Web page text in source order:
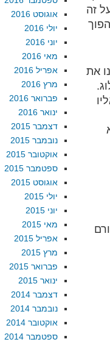
זה
את
אוגוסט 2016
יולי 2016
יוני 2016
מאי 2016
אפריל 2016
מרץ 2016
פברואר 2016
ינואר 2016
דצמבר 2015
נובמבר 2015
אוקטובר 2015
ספטמבר 2015
אוגוסט 2015
יולי 2015
יוני 2015
מאי 2015
אפריל 2015
מרץ 2015
פברואר 2015
ינואר 2015
דצמבר 2014
נובמבר 2014
אוקטובר 2014
ספטמבר 2014